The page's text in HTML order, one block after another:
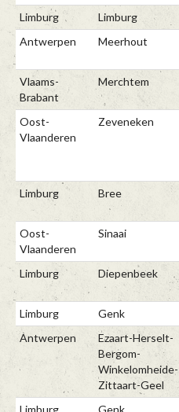
Limburg Limburg
Antwerpen
Meerhout
Vlaams-
Brabant
Merchtem
Oost-
Vlaanderen
Zeveneken
Limburg Bree
Oost-
Vlaanderen
Sinaai
Limburg Diepenbeek
Limburg Genk
Antwerpen
Ezaart-Herselt-
Bergom-
Winkelomheide-
Zittaart-Geel
Limburg Genk